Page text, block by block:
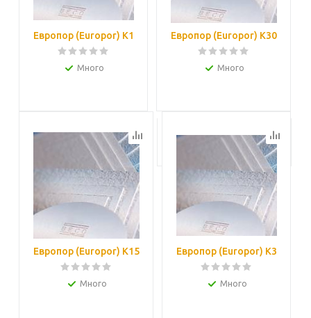
Европор (Europor) K1
Много
Подробнее
Европор (Europor) K30
Много
Подробнее
Европор (Europor) K15
Много
Европор (Europor) K3
Много